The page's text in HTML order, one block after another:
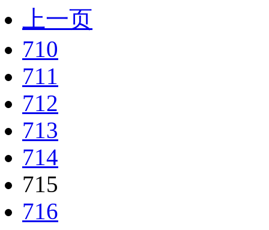
上一页
710
711
712
713
714
715
716